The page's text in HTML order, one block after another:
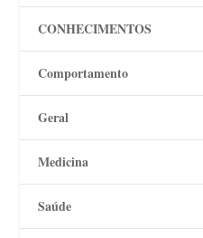
CONHECIMENTOS
Comportamento
Geral
Medicina
Saúde